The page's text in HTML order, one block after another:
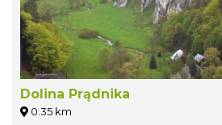
Dolina Prądnika
0.35 km